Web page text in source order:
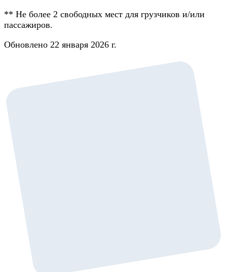
** Не более 2 свободных мест для грузчиков и/или
пассажиров.
Обновлено 22 января 2026 г.